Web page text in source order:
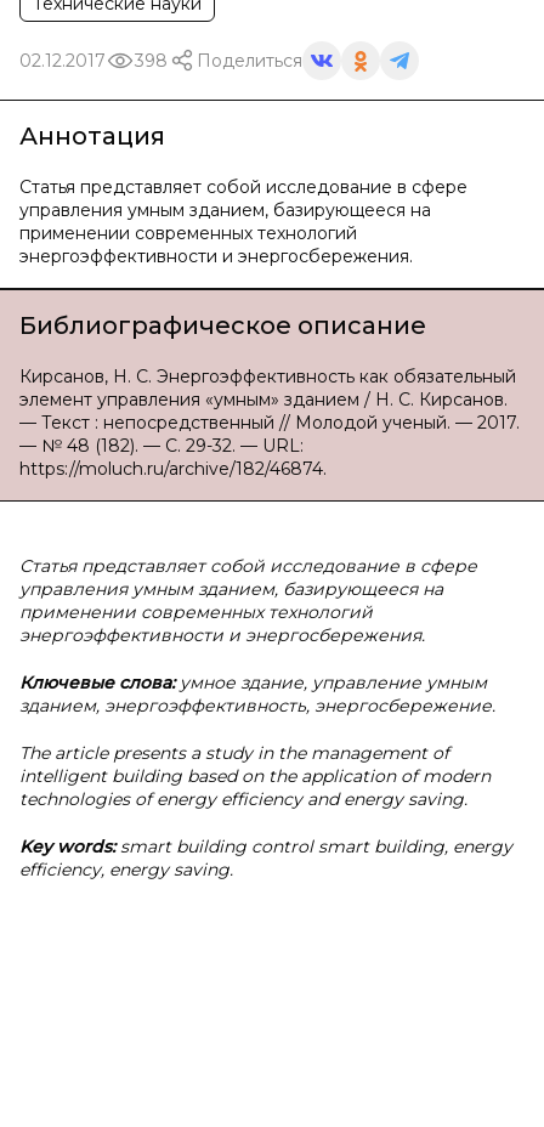
02.12.2017 398 Поделиться
Аннотация
Статья представляет собой исследование в сфере
управления умным зданием, базирующееся на
применении современных технологий
энергоэффективности и энергосбережения.
Библиографическое описание
Кирсанов, Н. С. Энергоэффективность как обязательный
элемент управления «умным» зданием / Н. С. Кирсанов.
— Текст : непосредственный // Молодой ученый. — 2017.
— № 48 (182). — С. 29-32. — URL:
https://moluch.ru/archive/182/46874.
Статья представляет собой исследование в сфере
управления умным зданием, базирующееся на
применении современных технологий
энергоэффективности и энергосбережения.
Ключевые слова:умное здание, управление умным
зданием, энергоэффективность, энергосбережение.
The article presents a study in the management of
intelligent building based on the application of modern
technologies of energy efficiency and energy saving.
Key words:smart building control smart building, energy
efficiency, energy saving.